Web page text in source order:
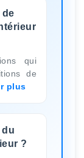
de
qui
de
plus
du
?